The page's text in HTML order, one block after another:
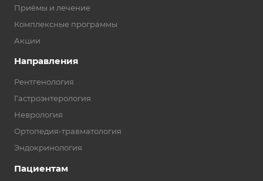
Приёмы и лечение
Комплексные программы
Акции
Направления
Рентгенология
Гастроэнтерология
Неврология
Ортопедия-травматология
Эндокринология
Пациентам